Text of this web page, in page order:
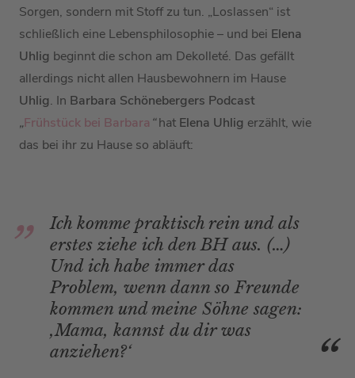
Sorgen, sondern mit Stoff zu tun. „Loslassen“ ist
schließlich eine Lebensphilosophie – und bei Elena
Uhlig beginnt die schon am Dekolleté. Das gefällt
allerdings nicht allen Hausbewohnern im Hause
Uhlig. In Barbara Schönebergers Podcast
„Frühstück bei Barbara “hat Elena Uhlig erzählt, wie
das bei ihr zu Hause so abläuft:
Ich komme praktisch rein und als
erstes ziehe ich den BH aus. (…)
Und ich habe immer das
Problem, wenn dann so Freunde
kommen und meine Söhne sagen:
,Mama, kannst du dir was
anziehen?‘